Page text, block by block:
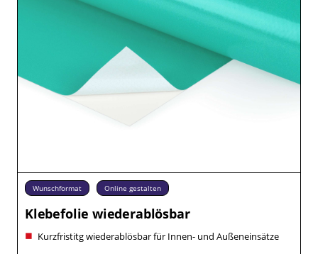
Wunschformat Online gestalten
Klebefolie wiederablösbar
Kurzfristitg wiederablösbar für Innen- und Außeneinsätze